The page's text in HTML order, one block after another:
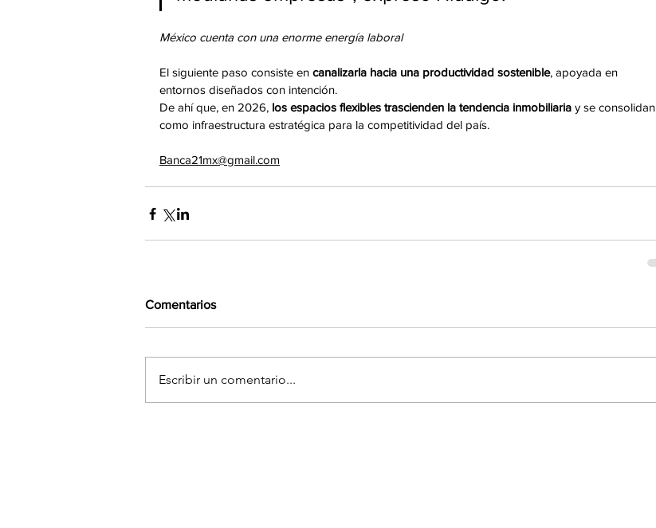
México cuenta con una enorme energía laboral
El siguiente paso consiste en canalizarla hacia una productividad sostenible, apoyada en
entornos diseñados con intención.
De ahí que, en 2026, los espacios flexibles trascienden la tendencia inmobiliaria y se consolidan
como infraestructura estratégica para la competitividad del país.
Banca21mx@gmail.com
Comentarios
Escribir un comentario...